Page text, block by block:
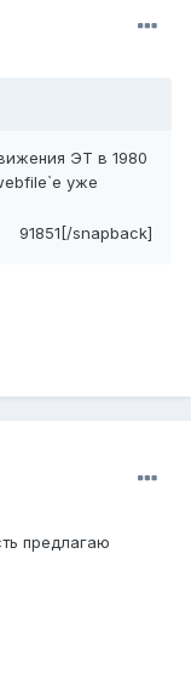
ЭТ в 1980
уже
91851[/snapback]
предлагаю